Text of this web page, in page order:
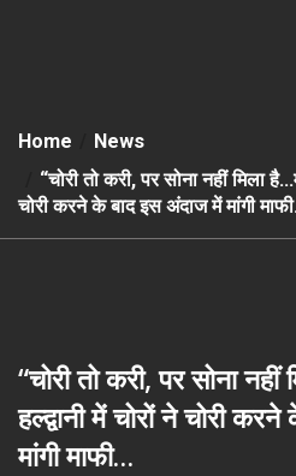
Home
News
“चोरी तो करी, पर सोना नहीं मिला
चोरी करने के बाद इस अंदाज में मांगी
“चोरी तो करी, पर सोना
हल्द्वानी में चोरों ने चोरी
मांगी माफी…